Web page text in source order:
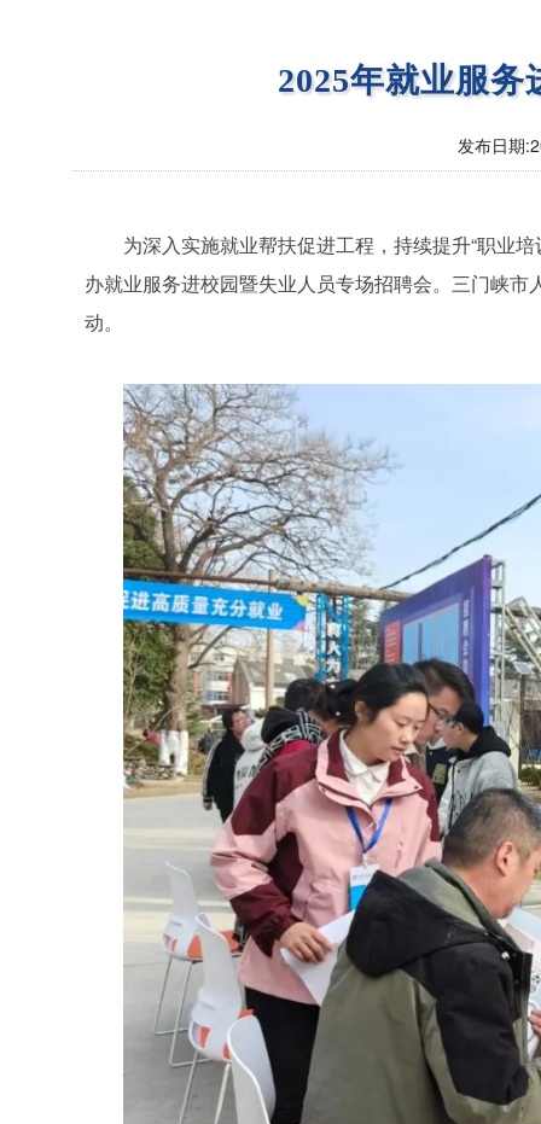
2025年就业服
发布日期:
为深入实施就业帮扶促进工程，持续提升“职业
办就业服务进校园暨失业人员专场招聘会。三门峡
动。